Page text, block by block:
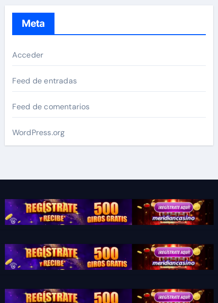
Meta
Acceder
Feed de entradas
Feed de comentarios
WordPress.org